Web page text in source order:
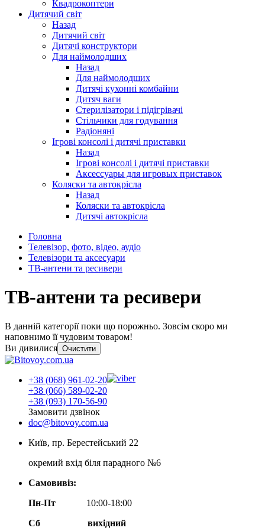
Квадрокоптери
Дитячий світ
Назад
Дитячий світ
Дитячі конструктори
Для наймолодших
Назад
Для наймолодших
Дитячі кухонні комбайни
Дитяч ваги
Стерилізатори і підігрівачі
Стільчики для годування
Радіоняні
Ігрові консолі і дитячі приставки
Назад
Ігрові консолі і дитячі приставки
Аксессуары для игровых приставок
Коляски та автокрісла
Назад
Коляски та автокрісла
Дитячі автокрісла
Головна
Телевізор, фото, відео, аудіо
Телевізори та аксесуари
ТВ-антени та ресивери
ТВ-антени та ресивери
В данній категорії поки що порожньо. Зовсім скоро ми
наповнимо її чудовим товаром!
Ви дивилися Очистити
+38 (068) 961-02-20
+38 (066) 589-02-20
+38 (093) 170-56-90
Замовити дзвінок
doc@bitovoy.com.ua
Київ, пр. Берестейський 22
окремий вхід біля парадного №6
Самовивіз:
Пн-Пт
10:00-18:00
Сб
вихідний